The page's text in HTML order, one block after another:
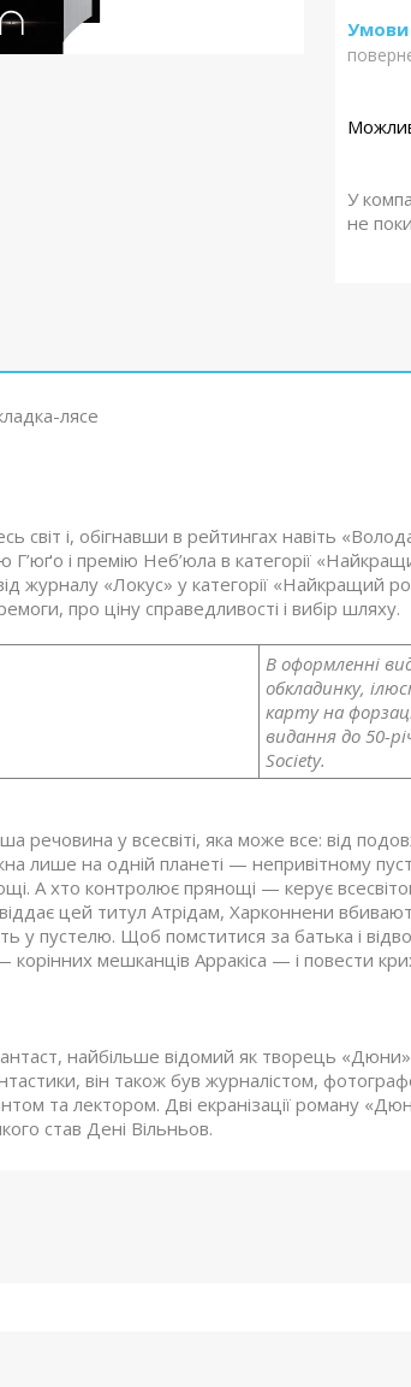
У
не
лясе
і, обігнавши в рейтингах навіть
Г’юґо і премію Неб’юла в категорії
журналу «Локус» у категорії «Найкращий
про ціну справедливості і вибір шляху.
В оформленні
обкладинку,
карту на
видання до 50-
Society.
речовина у всесвіті, яка може все: від
лише на одній планеті — непривітному
А хто контролює прянощі — керує
цей титул Атрідам, Харконнени
у пустелю. Щоб помститися за батька і
мешканців Арракіса — і повести
найбільше відомий як творець «Дюни»
він також був журналістом,
та лектором. Дві екранізації роману
став Дені Вільньов.